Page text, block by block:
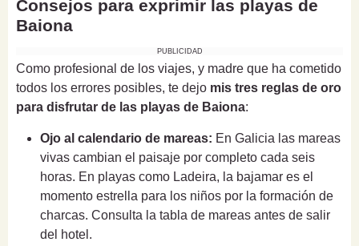
Consejos para exprimir las playas de
Baiona
PUBLICIDAD
Como profesional de los viajes, y madre que ha cometido
todos los errores posibles, te dejo mis tres reglas de oro
para disfrutar de las playas de Baiona:
Ojo al calendario de mareas: En Galicia las mareas
vivas cambian el paisaje por completo cada seis
horas. En playas como Ladeira, la bajamar es el
momento estrella para los niños por la formación de
charcas. Consulta la tabla de mareas antes de salir
del hotel.